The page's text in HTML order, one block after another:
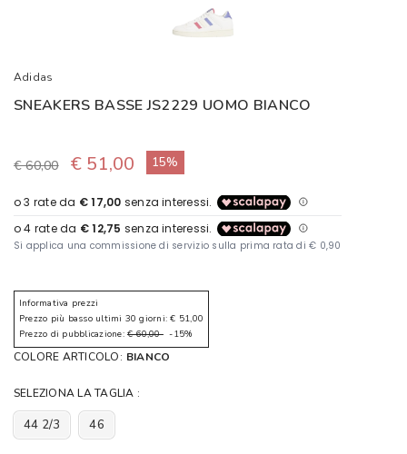
Adidas
SNEAKERS BASSE JS2229 UOMO BIANCO
€ 60,00 € 51,00 15%
Informativa prezzi
Prezzo più basso ultimi 30 giorni: € 51,00
Prezzo di pubblicazione: € 60,00-15%
COLORE ARTICOLO: BIANCO
SELEZIONA LA TAGLIA :
44 2/3 46